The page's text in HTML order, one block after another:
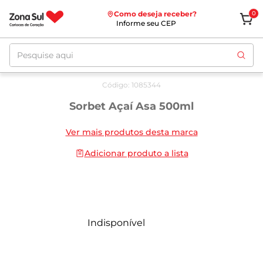
Como deseja receber?
Informe seu CEP
0
Pesquise aqui
Código: 1085344
Sorbet Açaí Asa 500ml
Ver mais produtos desta marca
Adicionar produto a lista
Indisponível